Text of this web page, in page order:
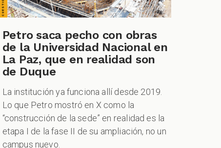
Petro saca pecho con obras
de la Universidad Nacional en
La Paz, que en realidad son
de Duque
La institución ya funciona allí desde 2019.
Lo que Petro mostró en X como la
“construcción de la sede” en realidad es la
etapa I de la fase II de su ampliación, no un
campus nuevo.